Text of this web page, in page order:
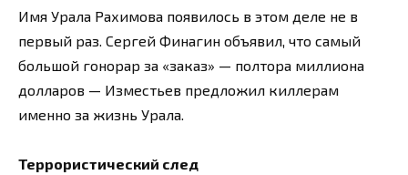
Имя Урала Рахимова появилось в этом деле не в
первый раз. Сергей Финагин объявил, что самый
большой гонорар за «заказ» — полтора миллиона
долларов — Изместьев предложил киллерам
именно за жизнь Урала.
Террористический след